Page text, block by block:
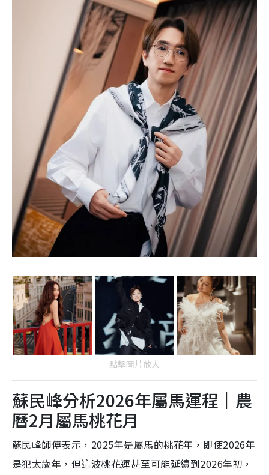
點擊圖片放大
蘇民峰分析2026年屬馬運程｜農
曆2月屬馬桃花月
蘇民峰師傅表示，2025年是屬馬的桃花年，即使2026年
是犯太歲年，但這波桃花運甚至可能延續到2026年初，